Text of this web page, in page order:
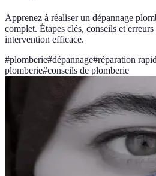
Apprenez à réaliser un dépannage
complet. Étapes clés, conseils et
intervention efficace.
#plomberie#dépannage#réparation
plomberie#conseils de plomberie